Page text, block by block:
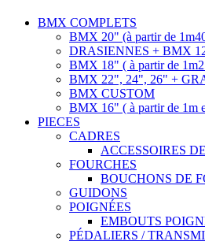
BMX COMPLETS
BMX 20" (à partir de
DRASIENNES + BMX
BMX 18" ( à partir de
BMX 22", 24", 26" +
BMX CUSTOM
BMX 16" ( à partir de 1m
PIECES
CADRES
ACCESSOIRES
FOURCHES
BOUCHONS DE
GUIDONS
POIGNÉES
EMBOUTS
PÉDALIERS /